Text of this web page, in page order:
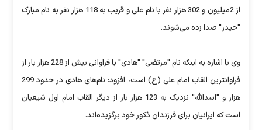
از 2میلیون و 302 هزار نفر با نام علی و قریب به 118 هزار نفر به نام‌ مبارک
"حیدر" صدا زده می‌شوند.
وی با اشاره به اینکه نام "مرتضی" "هادی" با فراوانی بیش از 228 هزار بار از
فراوانترین القاب امام علی (ع) است، افزود: نام‌های هادی در حدود 299
هزار و "اسدالله" نزدیک به 123 هزار بار از دیگر القاب امام اول شیعیان
است که ایرانیان برای فرزندان ذکور خود برگزیده‌اند.